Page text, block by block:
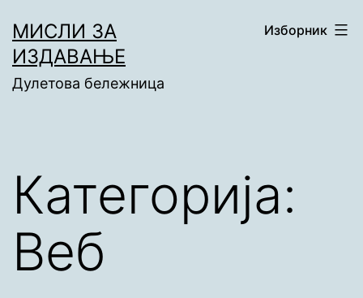
на
садржај
МИСЛИ ЗА
ИЗДАВАЊЕ
Дулетова бележница
Изборник
Категорија:
Веб